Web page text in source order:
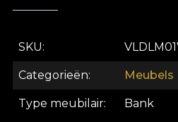
într-un spațiu de studio sau
într-o zonă de lounge
Prin contrastul dintre
SKU
Categorieën Meubels
Type meubilair Bank